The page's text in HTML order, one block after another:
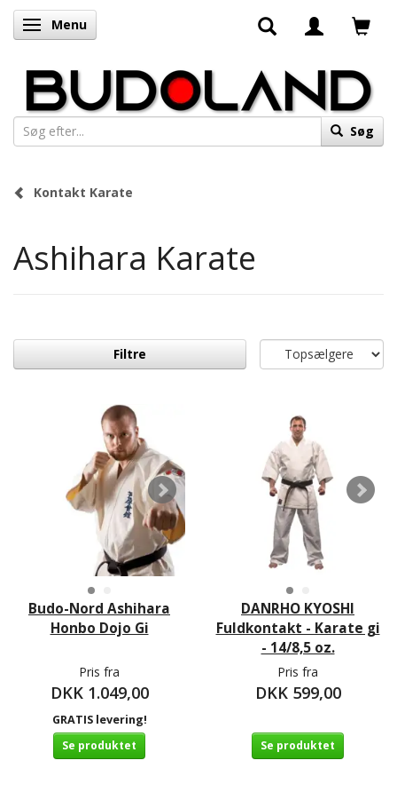
Skifte navigation
Menu
Søg
Kontakt Karate
Ashihara Karate
Filtre
Budo-Nord Ashihara
Honbo Dojo Gi
Pris fra
DKK 1.049,00
GRATIS levering!
Se produktet
DANRHO KYOSHI
Fuldkontakt - Karate gi
- 14/8,5 oz.
Pris fra
DKK 599,00
Se produktet